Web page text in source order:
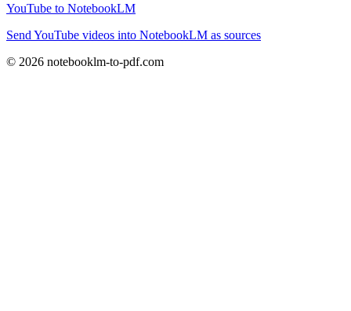
YouTube to NotebookLM
Send YouTube videos into NotebookLM as sources
© 2026 notebooklm-to-pdf.com